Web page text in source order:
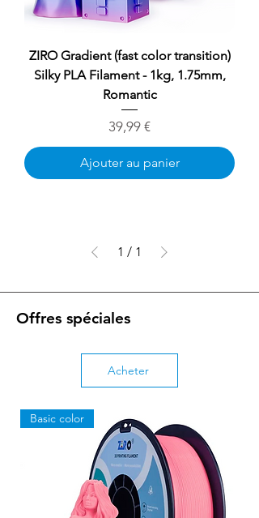
ZIRO Gradient (fast color transition)
Silky PLA Filament - 1kg, 1.75mm,
Romantic
Prix
39,99 €
Ajouter au panier
1 / 1
Offres spéciales
Acheter
Basic color